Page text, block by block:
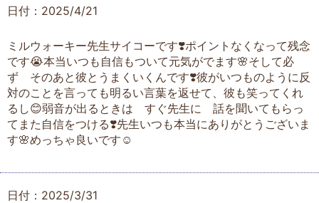
日付：2025/4/21
ミルウォーキー先生サイコーです❣️ポイントなくなって残念
です😭本当いつも自信もついて元気がでます🌸そして必
ず そのあと彼とうまくいくんです❣️彼がいつものように反
対のことを言っても明るい言葉を返せて、彼も笑ってくれ
るし😊弱音が出るときは すぐ先生に 話を聞いてもらっ
てまた自信をつける❣️先生いつも本当にありがとうございま
す🌸めっちゃ良いです☺️
日付：2025/3/31